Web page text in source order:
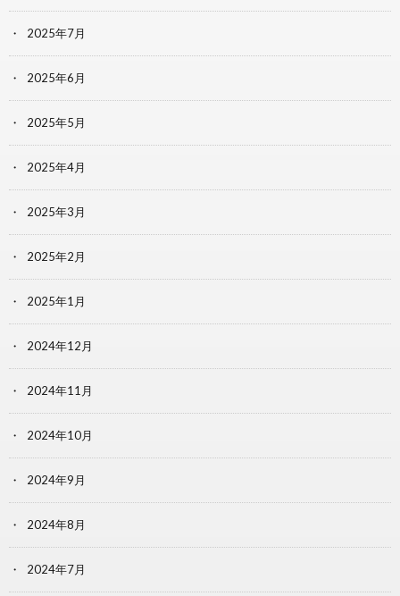
2025年7月
2025年6月
2025年5月
2025年4月
2025年3月
2025年2月
2025年1月
2024年12月
2024年11月
2024年10月
2024年9月
2024年8月
2024年7月